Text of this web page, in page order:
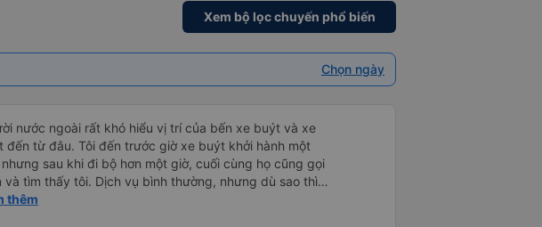
Xem bộ lọc chuyến phổ biến
Chọn ngày
nước ngoài rất khó hiểu vị trí của bến xe buýt và xe
đến từ đâu. Tôi đến trước giờ xe buýt khởi hành một
sau khi đi bộ hơn một giờ, cuối cùng họ cũng gọi
và tìm thấy tôi. Dịch vụ bình thường, nhưng dù sao thì
ngon hơn ở khách sạn vì tôi rất thoải mái. Sẽ tuyệt
thêm